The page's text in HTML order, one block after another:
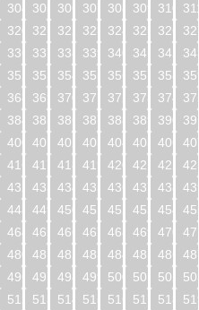
304
305 306 307 308 309 310 311
320
321 322 323 324 325 326 327
336
337 338 339 340 341 342 343
352
353 354 355 356 357 358 359
368
369 370 371 372 373 374 375
384
385 386 387 388 389 390 391
400
401 402 403 404 405 406 407
416
417 418 419 420 421 422 423
432
433 434 435 436 437 438 439
448
449 450 451 452 453 454 455
464
465 466 467 468 469 470 471
480
481 482 483 484 485 486 487
496
497 498 499 500 501 502 503
512
513 514 515 516 517 518 519